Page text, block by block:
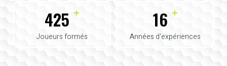
425 +
Joueurs formés
16 +
Années d'expériences